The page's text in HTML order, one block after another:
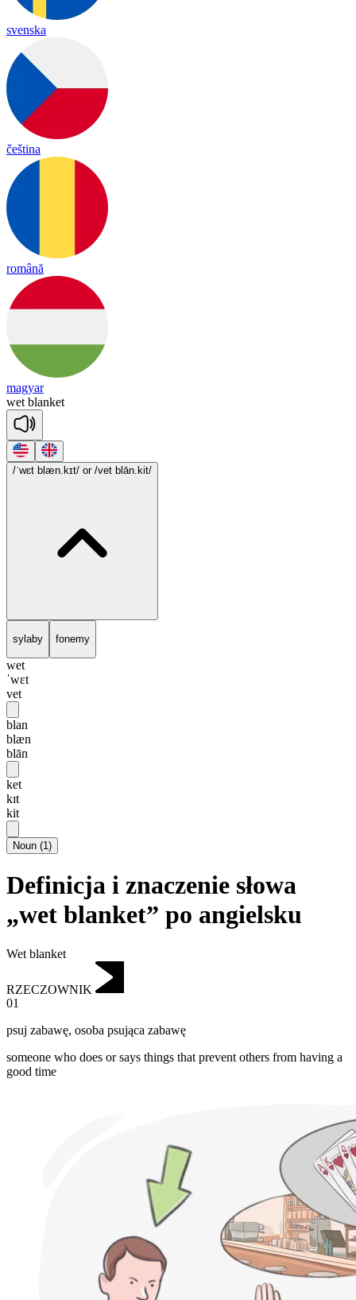
svenska
čeština
română
magyar
wet blanket
/ˈwɛt blæn.kɪt/ or /vet blān.kit/
sylaby fonemy
wet
ˈwɛt
vet
blan
blæn
blān
ket
kɪt
kit
Noun (1)
Definicja i znaczenie słowa
„wet blanket” po angielsku
Wet blanket
RZECZOWNIK
01
psuj zabawę, osoba psująca zabawę
someone who does or says things that prevent others from having a
good time